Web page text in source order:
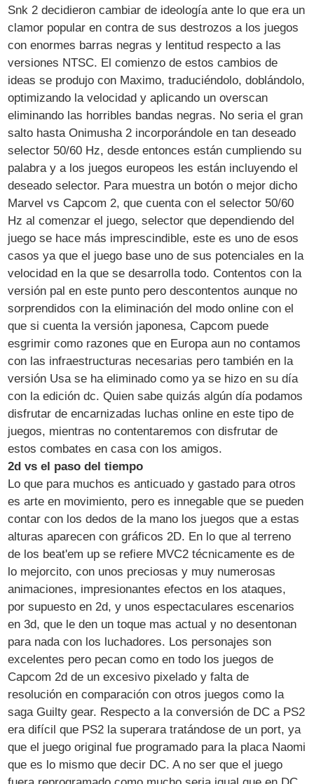
Snk 2 decidieron cambiar de ideología ante lo que era un
clamor popular en contra de sus destrozos a los juegos
con enormes barras negras y lentitud respecto a las
versiones NTSC. El comienzo de estos cambios de
ideas se produjo con Maximo, traduciéndolo, doblándolo,
optimizando la velocidad y aplicando un overscan
eliminando las horribles bandas negras. No seria el gran
salto hasta Onimusha 2 incorporándole en tan deseado
selector 50/60 Hz, desde entonces están cumpliendo su
palabra y a los juegos europeos les están incluyendo el
deseado selector. Para muestra un botón o mejor dicho
Marvel vs Capcom 2, que cuenta con el selector 50/60
Hz al comenzar el juego, selector que dependiendo del
juego se hace más imprescindible, este es uno de esos
casos ya que el juego base uno de sus potenciales en la
velocidad en la que se desarrolla todo. Contentos con la
versión pal en este punto pero descontentos aunque no
sorprendidos con la eliminación del modo online con el
que si cuenta la versión japonesa, Capcom puede
esgrimir como razones que en Europa aun no contamos
con las infraestructuras necesarias pero también en la
versión Usa se ha eliminado como ya se hizo en su día
con la edición dc. Quien sabe quizás algún día podamos
disfrutar de encarnizadas luchas online en este tipo de
juegos, mientras no contentaremos con disfrutar de
estos combates en casa con los amigos.
2d vs el paso del tiempo
Lo que para muchos es anticuado y gastado para otros
es arte en movimiento, pero es innegable que se pueden
contar con los dedos de la mano los juegos que a estas
alturas aparecen con gráficos 2D. En lo que al terreno
de los beat'em up se refiere MVC2 técnicamente es de
lo mejorcito, con unos preciosas y muy numerosas
animaciones, impresionantes efectos en los ataques,
por supuesto en 2d, y unos espectaculares escenarios
en 3d, que le den un toque mas actual y no desentonan
para nada con los luchadores. Los personajes son
excelentes pero pecan como en todo los juegos de
Capcom 2d de un excesivo pixelado y falta de
resolución en comparación con otros juegos como la
saga Guilty gear. Respecto a la conversión de DC a PS2
era difícil que PS2 la superara tratándose de un port, ya
que el juego original fue programado para la placa Naomi
que es lo mismo que decir DC. A no ser que el juego